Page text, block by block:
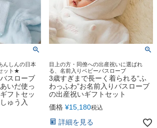
んしんの日本
ット★
スローブ
いだ使っ
フトセッ
ゅう入
目上の方・同僚への出産祝いに選ばれ
る、名前入りベビーバスローブ
3歳すぎまで長ーく着られる“ふ
わっふわ”お名前入りバスローブ
の出産祝いギフトセット
価格 ¥15,180税込
詳細を見る